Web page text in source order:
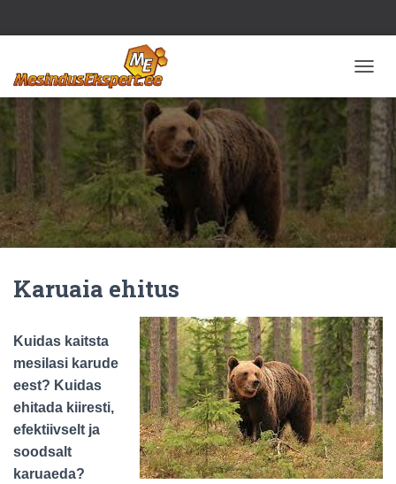
O
N
A
V
G
O
N
Karuaia ehitus
Kuidas kaitsta
mesilasi karude
eest? Kuidas
ehitada kiiresti,
efektiivselt ja
soodsalt
karuaeda?